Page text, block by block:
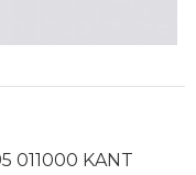
011000 KANT